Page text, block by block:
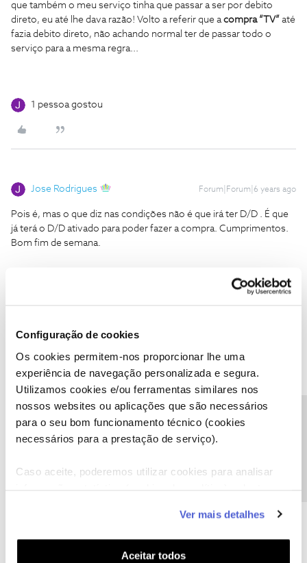
Configuração de cookies
Os cookies permitem-nos proporcionar lhe uma
experiência de navegação personalizada e segura.
Utilizamos cookies e/ou ferramentas similares nos
nossos websites ou aplicações que são necessários
para o seu bom funcionamento técnico (cookies
necessários para a prestação de serviço).
Caso aceite, poderemos utilizar cookies para analisar
funcionalidades (cookies de personalização e
funcionalidade) e adaptar anúncios aos seus interesses
(cookies de publicidade personalizada). Pode gerir a
Ver mais detalhes
Aceitar todos
que também o meu serviço tinha que passar a ser por debito
direto, eu até lhe dava razão! Volto a referir que acompra “TV” até
fazia debito direto, não achando normal ter de passar todo o
serviço para a mesma regra...
1 pessoa gostou
Jose Rodrigues Forum|Forum|6 years ago
Pois é, mas o que diz nas condições não é que irá ter D/D . É que
já terá o D/D ativado para poder fazer a compra. Cumprimentos.
Bom fim de semana.
P Pedro Rios
,
No entanto o débito direto fica ativo para todos os serviços, uma
Obrigado eu,
passam os três há muito tempo...”
Fica a dica para se estiver interessado em adquirir a sua TV.